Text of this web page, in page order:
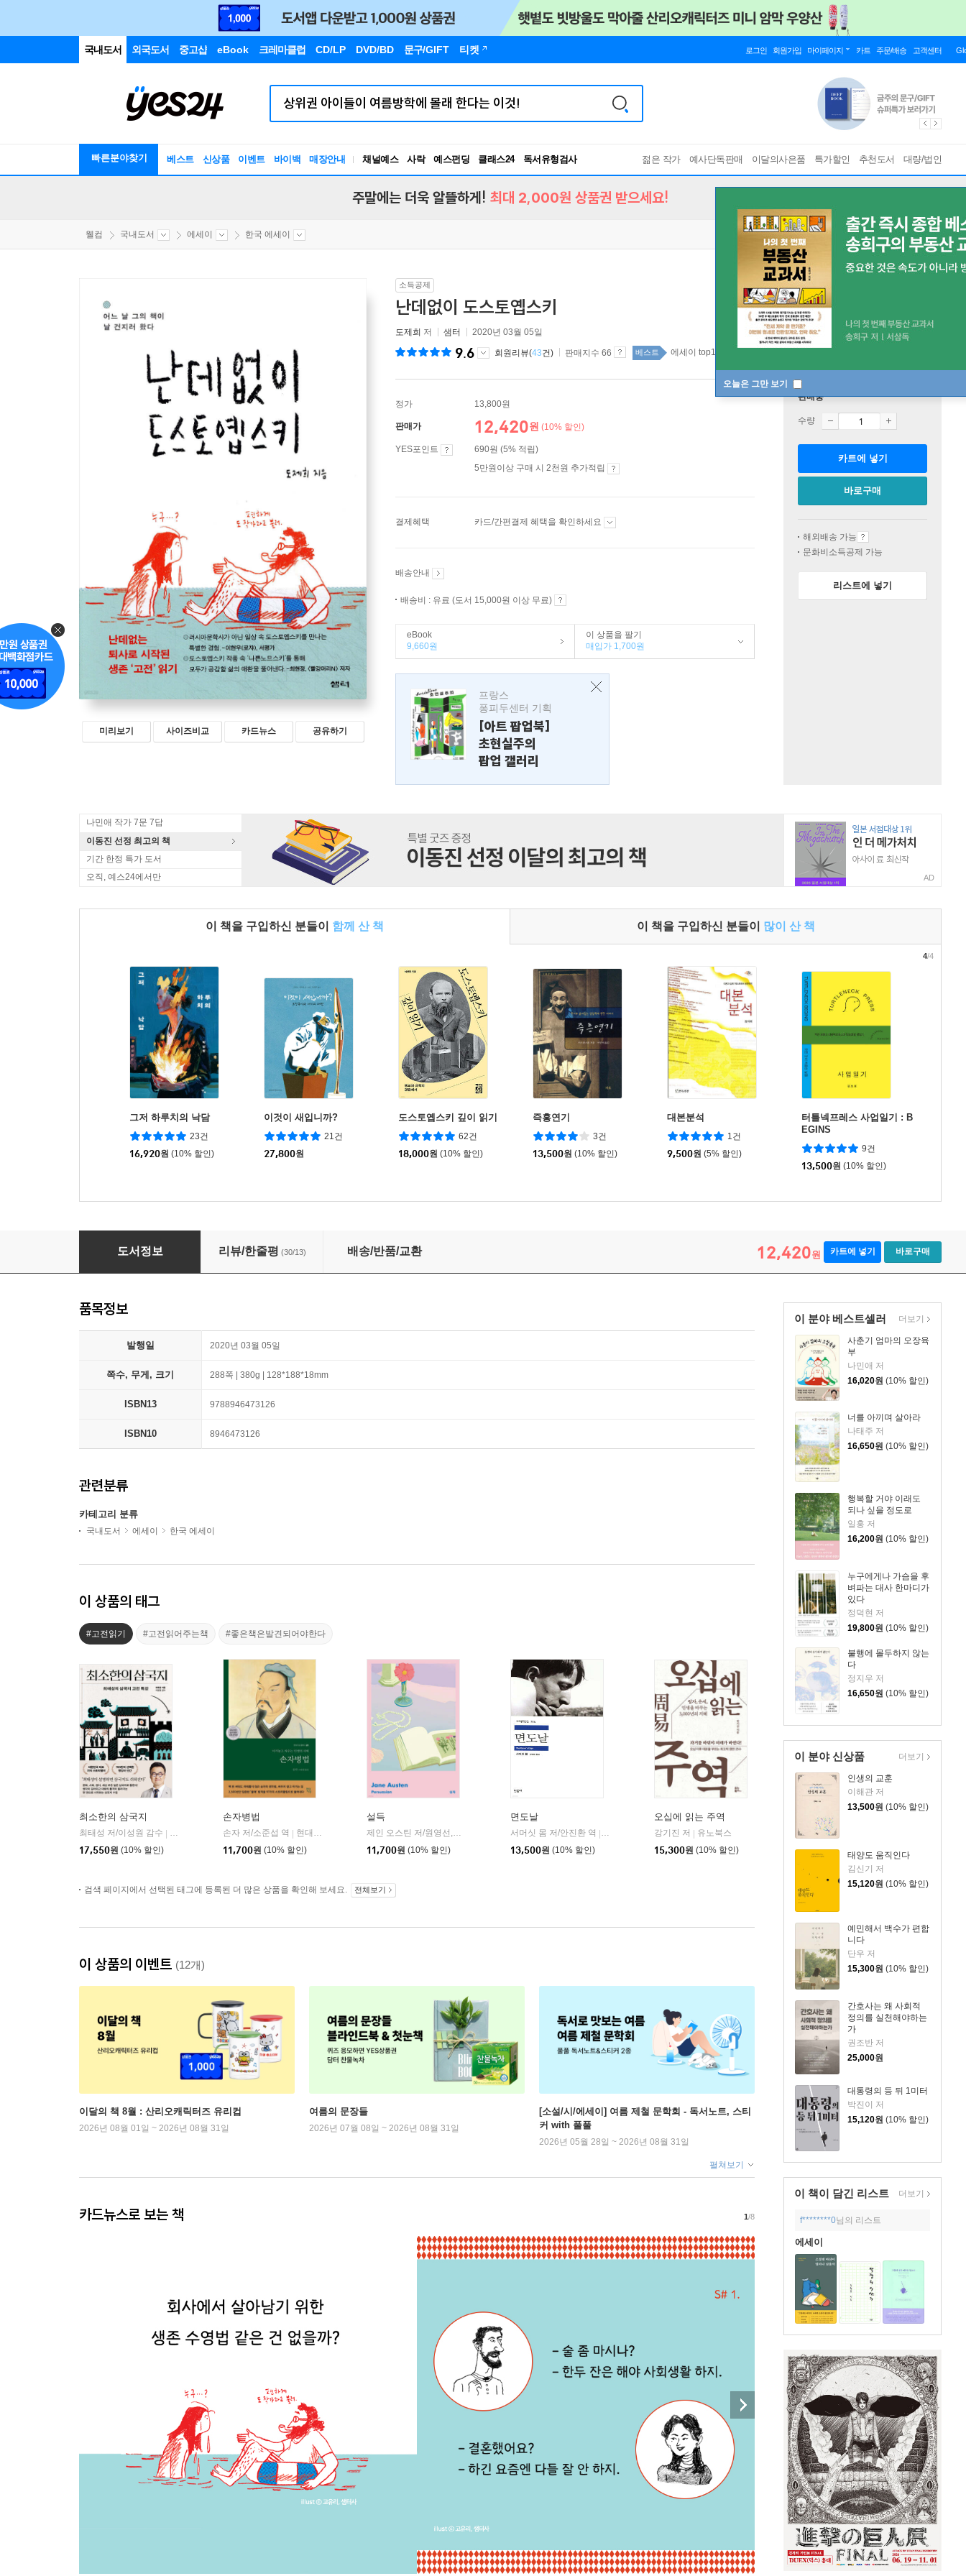
국내도서 외국도서 중고샵 eBook 크레마클럽 CD/LP DVD/BD 문구/GIFT 티켓 로그인 회원가입 마이페이지 카트 주문/배송 고객센터
빠른분야찾기 베스트 신상품 이벤트 바이백 매장안내 채널예스 사락 예스펀딩 클래스24
독서유형검사
RBTI Lab
젊은 작가 예사단독판매 이달의사은품 특가할인 추천도서 대량/법인
오늘은 그만 보기
주말에는 더욱 알뜰하게! 최대 2,000원 상품권 받으세요!
웰컴 국내도서 에세이 한국 에세이
미리보기 사이즈비교 카드뉴스 공유하기
소득공제
난데없이 도스토옙스키
도제희 저 샘터 2020년 03월 05일
9.6 회원리뷰(43건) 판매지수 66 베스트 에세이 top100 1주
정가 13,800원
판매가 12,420원 (10% 할인)
YES포인트
690원 (5% 적립)
5만원이상 구매 시 2천원 추가적립
결제혜택 카드/간편결제 혜택을 확인하세요
배송안내
배송비 : 유료 (도서 15,000원 이상 무료)
eBook
9,660원
이 상품을 팔기
매입가 1,700원
프랑스
퐁피두센터 기획
[아트 팝업북]
초현실주의
팝업 갤러리
판매중
수량
카트에 넣기
바로구매
해외배송 가능
문화비소득공제 가능
리스트에 넣기
나민애 작가 7문 7답
이동진 선정 최고의 책
기간 한정 특가 도서
오직, 예스24에서만
AD
이 책을 구입하신 분들이 함께 산 책 이 책을 구입하신 분들이 많이 산 책
그저 하루치의 낙담
23건
16,920원 (10% 할인)
이것이 새입니까?
21건
27,800원
도스토옙스키 깊이 읽기
62건
18,000원 (10% 할인)
즉흥연기
3건
13,500원 (10% 할인)
대본분석
1건
9,500원 (5% 할인)
터틀넥프레스 사업일기 : B
EGINS
9건
13,500원 (10% 할인)
4/4
난데없이 도스토옙스키
도서정보 리뷰/한줄평 (30/13) 배송/반품/교환 12,420원 카트에 넣기 바로구매
이 분야 베스트셀러
사춘기 엄마의 오장육
부
나민애 저
16,020원 (10% 할인)
너를 아끼며 살아라
나태주 저
16,650원 (10% 할인)
행복할 거야 이래도
되나 싶을 정도로
일홍 저
16,200원 (10% 할인)
누구에게나 가슴을 후
벼파는 대사 한마디가
있다
정덕현 저
19,800원 (10% 할인)
불행에 몰두하지 않는
다
정지우 저
16,650원 (10% 할인)
더보기
이 분야 신상품
인생의 교훈
이해관 저
13,500원 (10% 할인)
태양도 움직인다
김신기 저
15,120원 (10% 할인)
예민해서 백수가 편합
니다
단우 저
15,300원 (10% 할인)
간호사는 왜 사회적
정의를 실천해야하는
가
권조반 저
25,000원
대통령의 등 뒤 1미터
박진이 저
15,120원 (10% 할인)
더보기
이 책이 담긴 리스트 더보기
f********0님의 리스트
에세이
품목정보
발행일 2020년 03월 05일
쪽수, 무게, 크기 288쪽 | 380g | 128*188*18mm
ISBN13 9788946473126
ISBN10 8946473126
관련분류
카테고리 분류
국내도서 에세이 한국 에세이
이 상품의 태그
#고전읽기 #고전읽어주는책 #좋은책은발견되어야한다
최소한의 삼국지
최태성 저/이성원 감수
프런트페이지
17,550원 (10% 할인)
손자병법
손자 저/소준섭 역
현대지성
11,700원 (10% 할인)
설득
제인 오스틴 저/원영선,전신화 공역
문학동네
11,700원 (10% 할인)
면도날
서머싯 몸 저/안진환 역
민음사
13,500원 (10% 할인)
오십에 읽는 주역
강기진 저
유노북스
15,300원 (10% 할인)
검색 페이지에서 선택된 태그에 등록된 더 많은 상품을 확인해 보세요. 전체보기
이 상품의 이벤트 (12개)
이달의 책 8월 : 산리오캐릭터즈 유리컵
2026년 08월 01일 ~ 2026년 08월 31일
여름의 문장들
2026년 07월 08일 ~ 2026년 08월 31일
[소설/시/에세이] 여름 제철 문학회 - 독서노트, 스티
커 with 풀풀
2026년 05월 28일 ~ 2026년 08월 31일
펼쳐보기
카드뉴스로 보는 책 1/8